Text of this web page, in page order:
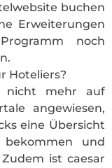
buchen
Erweiterungen
noch
Hoteliers?
nicht mehr auf
angewiesen,
eine Übersicht
und
ist caesar